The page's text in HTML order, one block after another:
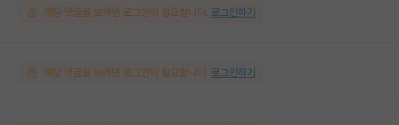
해당 댓글을 보려면 로그인이 필요합니다. 로그인하기
해당 댓글을 보려면 로그인이 필요합니다. 로그인하기